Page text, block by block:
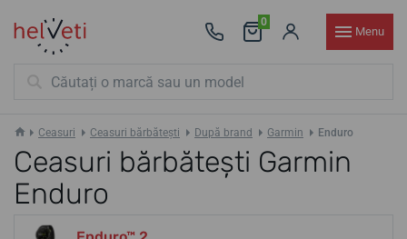
0
Menu
Ceasuri Ceasuri bărbătești După brand Garmin Enduro
Ceasuri bărbătești Garmin
Enduro